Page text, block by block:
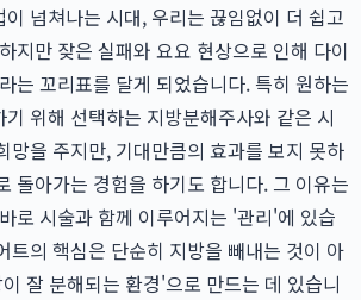
넘쳐나는 시대, 우리는 끊임없이 더 쉽고
지만 잦은 실패와 요요 현상으로 인해 다이
는 꼬리표를 달게 되었습니다. 특히 원하는
위해 선택하는 지방분해주사와 같은 시
망을 주지만, 기대만큼의 효과를 보지 못하
돌아가는 경험을 하기도 합니다. 그 이유는
로 시술과 함께 이루어지는 '관리'에 있습
트의 핵심은 단순히 지방을 빼내는 것이 아
잘 분해되는 환경'으로 만드는 데 있습니